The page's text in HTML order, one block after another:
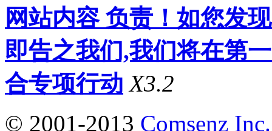
网站内容 负责！如您发
即告之我们,我们将在第
合专项行动 X3.2
© 2001-2013 Comsenz Inc.